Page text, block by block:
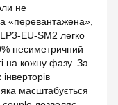
не
«перевантажена»,
EU-SM2 легко
несиметричний
на кожну фазу. За
масштабується